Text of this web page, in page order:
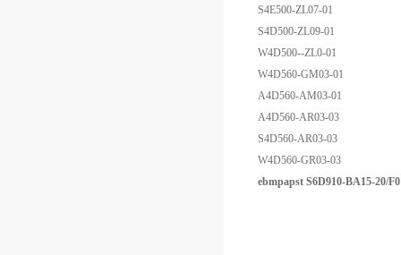
S4E500-ZL07-01
S4D500-ZL09-01
W4D500--ZL0-01
W4D560-GM03-01
A4D560-AM03-01
A4D560-AR03-03
S4D560-AR03-03
W4D560-GR03-03
ebmpapst S6D910-BA15-20/